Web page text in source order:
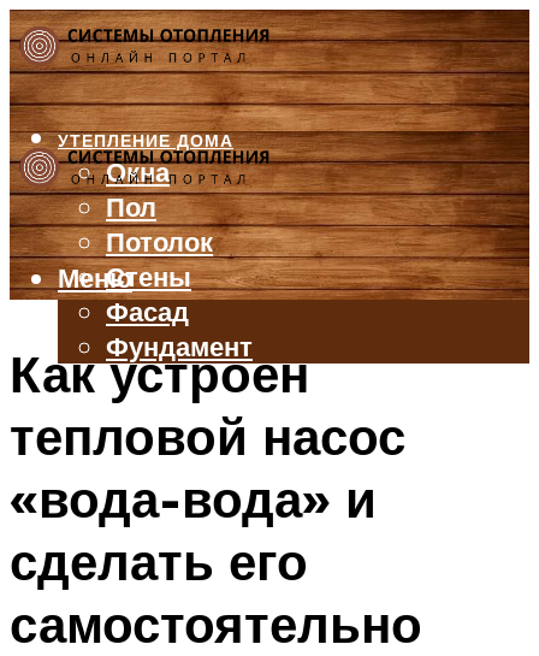
УТЕПЛЕНИЕ ДОМА
Окна
Пол
Потолок
Стены
Фасад
Фундамент
БАЛКОН И ЛОДЖИЯ
ВЕНТИЛЯЦИЯ
ТРУБЫ
Меню
Меню
Как устроен
тепловой насос
«вода-вода» и
сделать его
самостоятельно